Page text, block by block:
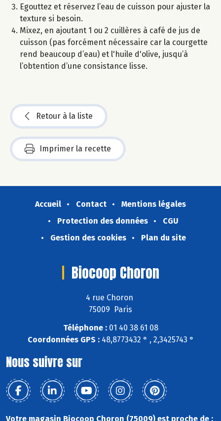
Egouttez et réservez l’eau de cuisson pour ajuster la
texture si besoin.
Mixez, en ajoutant 1 ou 2 cuillères à café de jus de
cuisson (pas forcément nécessaire car la courgette
rend beaucoup d’eau) et l'huile d'olive, jusqu’à
l’obtention d’une consistance lisse.
Retour à la liste
Imprimer la recette
Accueil Contact
Mentions légales
Protection des données
CGU
Gestion des cookies
Plan du site
Biocoop Choron
4 rue Choron
75009 Paris
Téléphone :01 40 38 61 08
Coordonnées GPS :48,8773432 ° , 2,3425743 °
Nous suivre sur
Votre magasin Biocoop Choron (75009) est proche de :